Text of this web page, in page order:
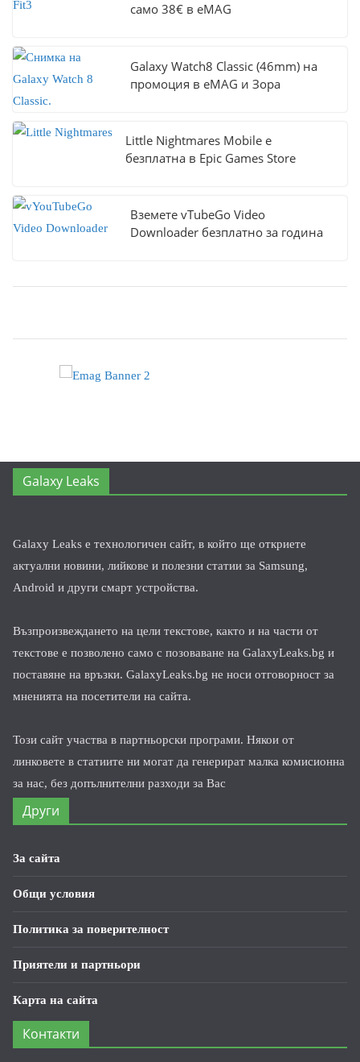
само 38€ в eMAG
Galaxy Watch8 Classic (46mm) на
промоция в eMAG и Зора
Little Nightmares Mobile е
безплатна в Epic Games Store
Вземете vTubeGo Video
Downloader безплатно за година
Galaxy Leaks
Galaxy Leaks е технологичен сайт, в който ще откриете
актуални новини, лийкове и полезни статии за Samsung,
Android и други смарт устройства.
Възпроизвеждането на цели текстове, както и на части от
текстове е позволено само с позоваване на GalaxyLeaks.bg и
поставяне на връзки. GalaxyLeaks.bg не носи отговорност за
мненията на посетители на сайта.
Този сайт участва в партньорски програми. Някои от
линковете в статиите ни могат да генерират малка комисионна
за нас, без допълнителни разходи за Вас
Други
За сайта
Общи условия
Политика за поверителност
Приятели и партньори
Карта на сайта
Контакти